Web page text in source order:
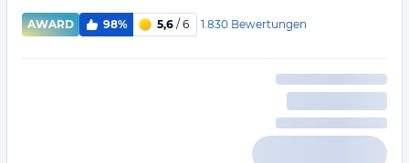
AWARD 98% 5,6 / 6 1.830 Bewertungen